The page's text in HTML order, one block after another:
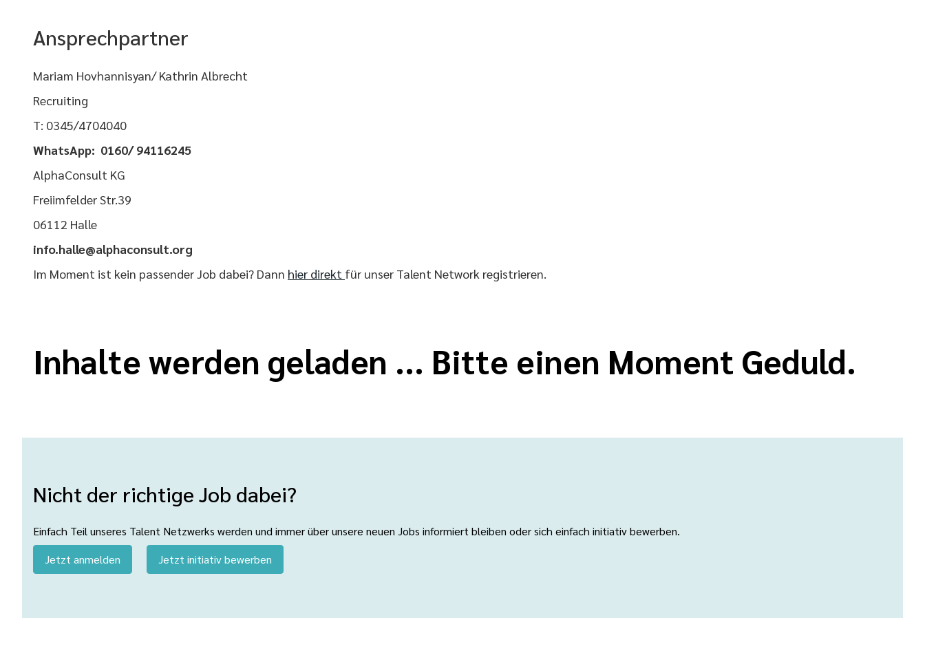
Ansprechpartner
Mariam Hovhannisyan/ Kathrin Albrecht
Recruiting
T: 0345/4704040
WhatsApp: 0160/ 94116245
AlphaConsult KG
Freiimfelder Str.39
06112 Halle
info.halle@alphaconsult.org
Im Moment ist kein passender Job dabei? Dann hier direkt für unser Talent Network registrieren.
Inhalte werden geladen ... Bitte einen Moment Geduld.
Nicht der richtige Job dabei?
Einfach Teil unseres Talent Netzwerks werden und immer über unsere neuen Jobs informiert bleiben oder sich einfach initiativ bewerben.
Jetzt anmelden
Jetzt initiativ bewerben